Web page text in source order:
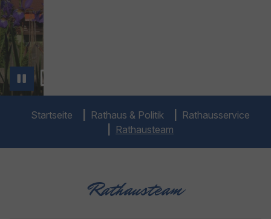
Startseite Rathaus & Politik
Rathausservice
Rathausteam
Rathausteam